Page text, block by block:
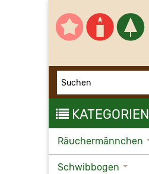
KATEGORIEN
Räuchermännchen
Schwibbogen